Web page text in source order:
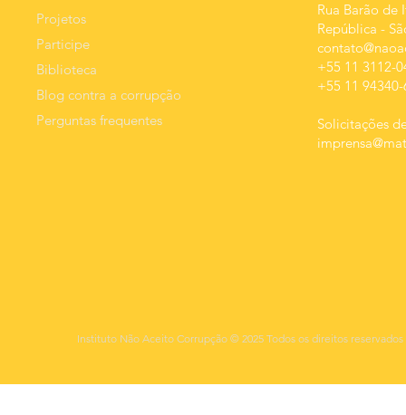
ao
Projetos
Participe
Biblioteca
Blog contra a corrupção
Perguntas frequentes
Rua Barão de
República -
+55 11 3112-
+55 11
Solicitações
Instituto Não Aceito Corrupção © 2025 Todos os direitos